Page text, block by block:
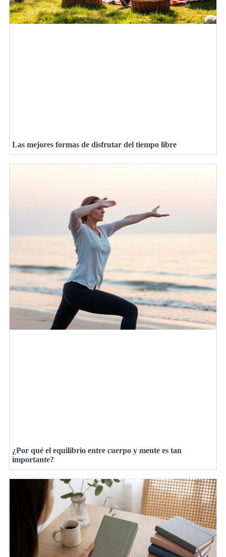
Las mejores formas de disfrutar del tiempo libre
¿Por qué el equilibrio entre cuerpo y mente es tan
importante?